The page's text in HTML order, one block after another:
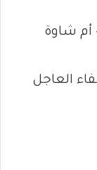
العاجل